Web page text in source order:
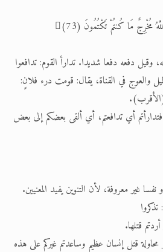
وقيل دفعه دفعا شديدا. تدارأ القوم: تدافعوا
والعوج في القناة، يقال: قومت درء فلانٍ:
أي تدافعتم، أي ألقى بعضكم إلى بعض
غير معروفة، لأن التنوين يفيد المعنيين.
محاولة قتل إنسان عظيم وساعدتم غيركم على هذه